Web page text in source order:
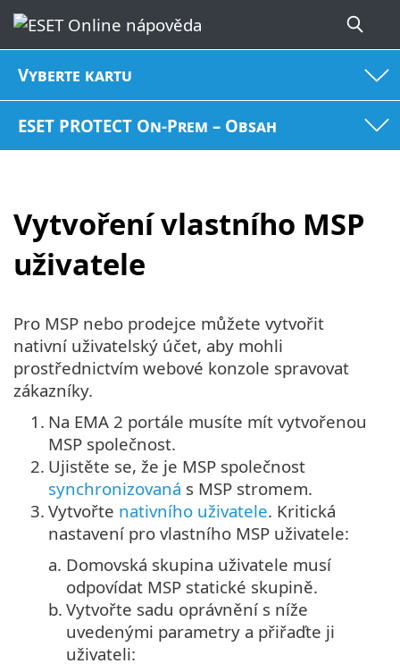
Vyberte kartu
ESET PROTECT On-Prem – Obsah
Vytvoření vlastního MSP
uživatele
Pro MSP nebo prodejce můžete vytvořit
nativní uživatelský účet, aby mohli
prostřednictvím webové konzole spravovat
zákazníky.
1. Na EMA 2 portále musíte mít vytvořenou
MSP společnost.
2. Ujistěte se, že je MSP společnost
synchronizovaná s MSP stromem.
3. Vytvořte nativního uživatele. Kritická
nastavení pro vlastního MSP uživatele:
a. Domovská skupina uživatele musí
odpovídat MSP statické skupině.
b. Vytvořte sadu oprávnění s níže
uvedenými parametry a přiřaďte ji
uživateli: